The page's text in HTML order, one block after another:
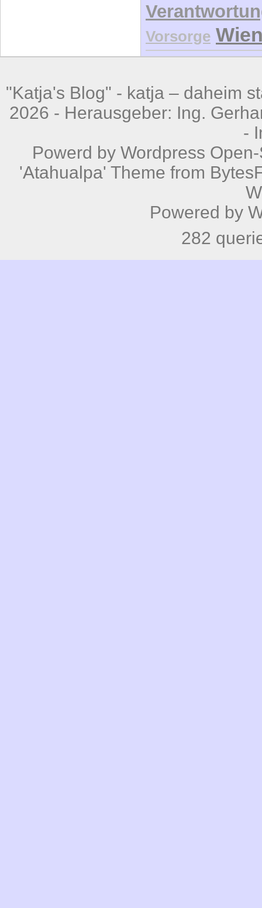
Vorsorge
"Katja's Blog" - katja – daheim
2026 - Herausgeber: Ing.
-
Powerd by Wordpress
'Atahualpa' Theme from
Powered by
282